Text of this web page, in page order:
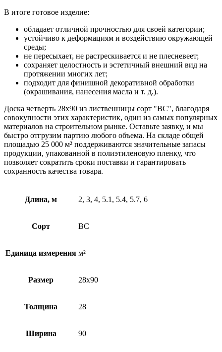
В итоге готовое изделие:
обладает отличной прочностью для своей категории;
устойчиво к деформациям и воздействию окружающей
среды;
не пересыхает, не растрескивается и не плесневеет;
сохраняет целостность и эстетичный внешний вид на
протяжении многих лет;
подходит для финишной декоративной обработки
(окрашивания, нанесения масла и т. д.).
Доска четверть 28х90 из лиственницы сорт "ВС", благодаря
совокупности этих характеристик, один из самых популярных
материалов на строительном рынке. Оставьте заявку, и мы
быстро отгрузим партию любого объема. На складе общей
площадью 25 000 м² поддерживаются значительные запасы
продукции, упакованной в полиэтиленовую пленку, что
позволяет сократить сроки поставки и гарантировать
сохранность качества товара.
Длина, м 2, 3, 4, 5.1, 5.4, 5.7, 6
Сорт ВС
Единица измерения м²
Размер 28х90
Толщина 28
Ширина 90